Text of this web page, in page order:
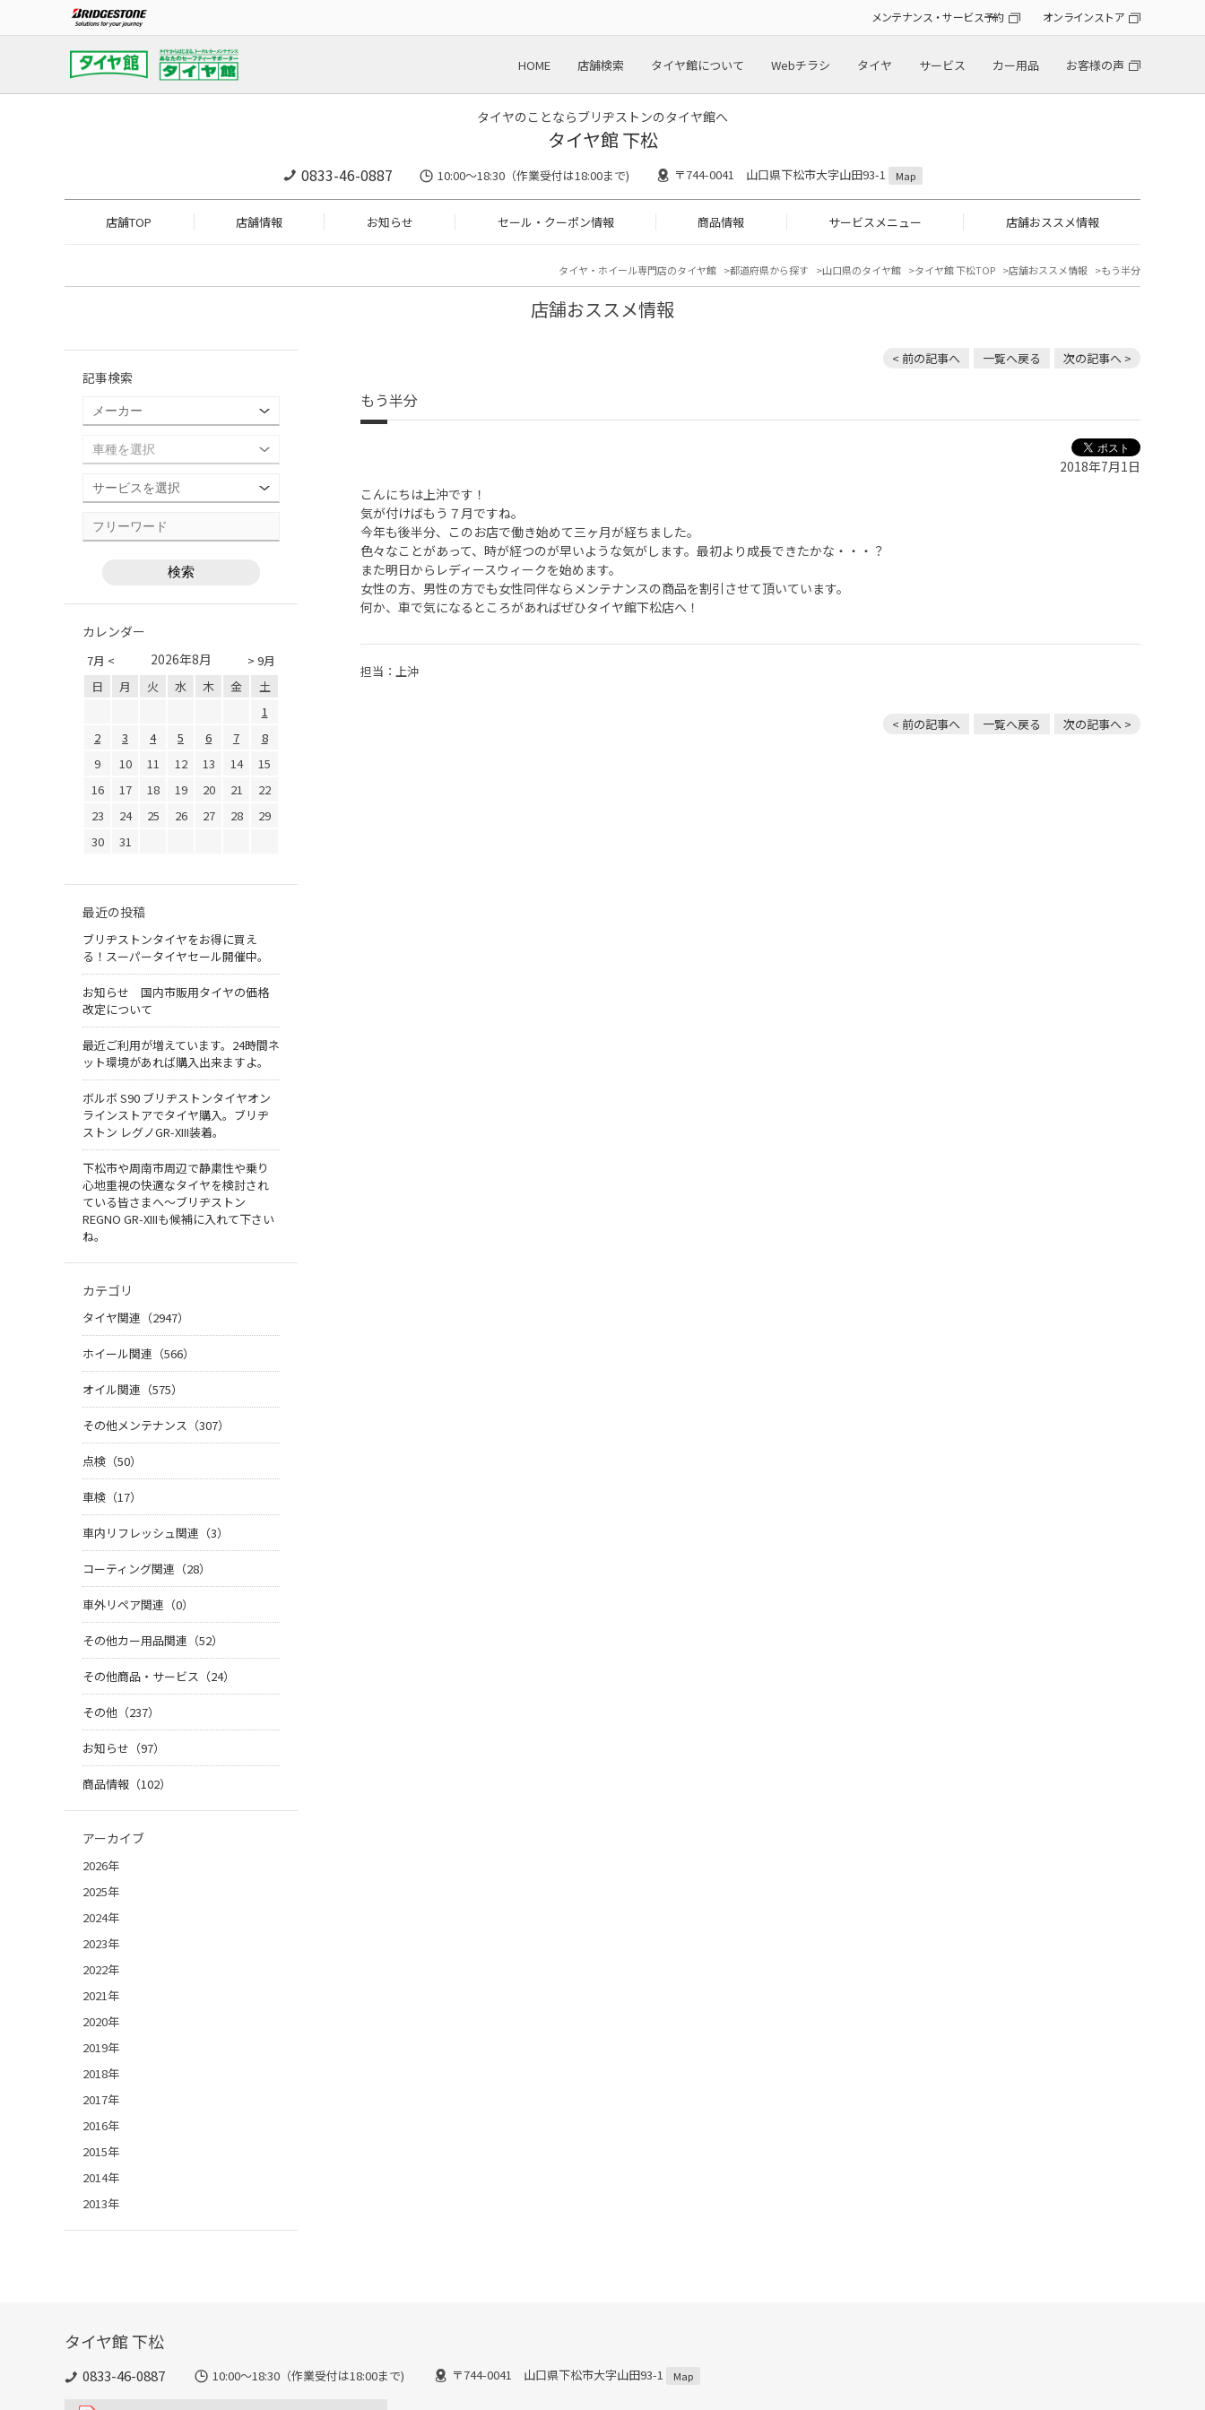
メンテナンス・サービス予約 オンラインストア
HOME 店舗検索 タイヤ館について Webチラシ タイヤ サービス カー用品 お客様の声
タイヤのことならブリヂストンのタイヤ館へ
タイヤ館 下松
0833-46-0887 10:00～18:30（作業受付は18:00まで) 〒744-0041 山口県下松市大字山田93-1 Map
店舗TOP 店舗情報 お知らせ セール・クーポン情報 商品情報 サービスメニュー 店舗おススメ情報
タイヤ・ホイール専門店のタイヤ館 都道府県から探す 山口県のタイヤ館 タイヤ館 下松TOP 店舗おススメ情報 もう半分
店舗おススメ情報
< 前の記事へ 一覧へ戻る 次の記事へ >
もう半分
2018年7月1日
こんにちは上沖です！
気が付けばもう７月ですね。
今年も後半分、このお店で働き始めて三ヶ月が経ちました。
色々なことがあって、時が経つのが早いような気がします。最初より成長できたかな・・・？
また明日からレディースウィークを始めます。
女性の方、男性の方でも女性同伴ならメンテナンスの商品を割引させて頂いています。
何か、車で気になるところがあればぜひタイヤ館下松店へ！
担当：上沖
< 前の記事へ 一覧へ戻る 次の記事へ >
記事検索
カレンダー
7月 < > 9月
2026年8月
日 月 火 水 木 金
土
1
2
3 4 5 6 7
8
9
10 11 12 13 14
15
16
17 18 19 20 21
22
23
24 25 26 27 28
29
30
31
最近の投稿
ブリヂストンタイヤをお得に買え
る！スーパータイヤセール開催中。
お知らせ 国内市販用タイヤの価格
改定について
最近ご利用が増えています。24時間ネ
ット環境があれば購入出来ますよ。
ボルボ S90 ブリヂストンタイヤオン
ラインストアでタイヤ購入。ブリヂ
ストン レグノGR-XIII装着。
下松市や周南市周辺で静粛性や乗り
心地重視の快適なタイヤを検討され
ている皆さまへ〜ブリヂストン
REGNO GR-XIIIも候補に入れて下さい
ね。
カテゴリ
タイヤ関連（2947）
ホイール関連（566）
オイル関連（575）
その他メンテナンス（307）
点検（50）
車検（17）
車内リフレッシュ関連（3）
コーティング関連（28）
車外リペア関連（0）
その他カー用品関連（52）
その他商品・サービス（24）
その他（237）
お知らせ（97）
商品情報（102）
アーカイブ
2026年
2025年
2024年
2023年
2022年
2021年
2020年
2019年
2018年
2017年
2016年
2015年
2014年
2013年
タイヤ館 下松
0833-46-0887 10:00～18:30（作業受付は18:00まで) 〒744-0041 山口県下松市大字山田93-1 Map